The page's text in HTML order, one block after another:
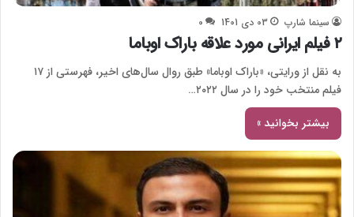
سینما شارپ 03 دی 1401 0
۲ فیلم ایرانی مورد علاقه باراک اوباما
به نقل از ورایتی، «باراک اوباما» طبق روال سال‌های اخیر، فهرستی از ۱۷
فیلم منتخب خود را در سال ۲۰۲۲…
بیشتر بخوانید »